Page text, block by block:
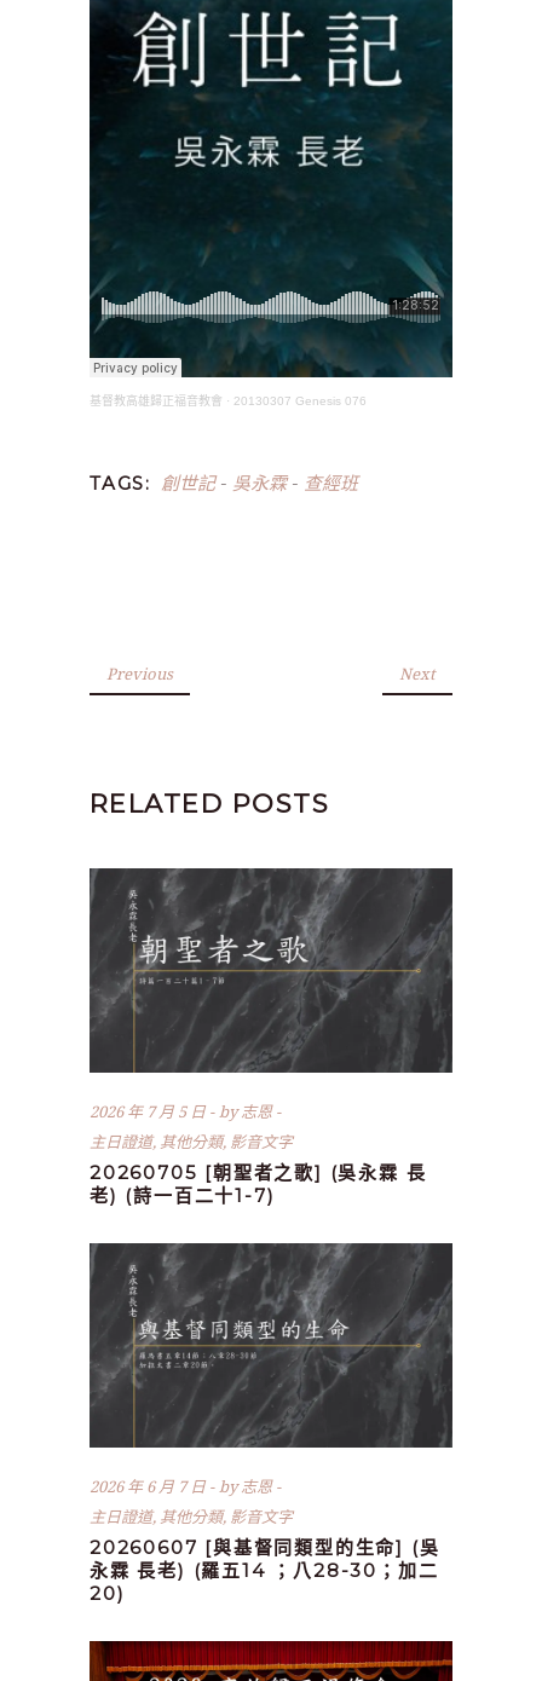
基督教高雄歸正福音教會 · 20130307 Genesis 076
TAGS: 創世記- 吳永霖- 查經班
Previous Next
RELATED POSTS
2026 年 7 月 5 日 by志恩
主日證道, 其他分類, 影音文字
20260705 [朝聖者之歌] (吳永霖 長
老) (詩一百二十1-7)
2026 年 6 月 7 日 by志恩
主日證道, 其他分類, 影音文字
20260607 [與基督同類型的生命] (吳
永霖 長老) (羅五14 ；八28-30；加二
20)